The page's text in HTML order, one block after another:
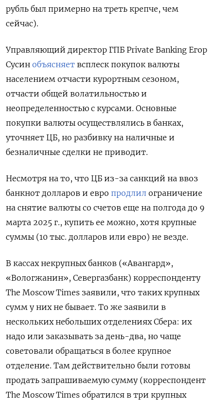
рубль был примерно на треть крепче, чем
сейчас).
Управляющий директор ГПБ Private Banking Егор
Сусин объясняет всплеск покупок валюты
населением отчасти курортным сезоном,
отчасти общей волатильностью и
неопределенностью с курсами. Основные
покупки валюты осуществлялись в банках,
уточняет ЦБ, но разбивку на наличные и
безналичные сделки не приводит.
Несмотря на то, что ЦБ из-за санкций на ввоз
банкнот долларов и евро продлил ограничение
на снятие валюты со счетов еще на полгода до 9
марта 2025 г., купить ее можно, хотя крупные
суммы (10 тыс. долларов или евро) не везде.
В кассах некрупных банков («Авангард»,
«Вологжанин», Севергазбанк) корреспонденту
The Moscow Times заявили, что таких крупных
сумм у них не бывает. То же заявили в
нескольких небольших отделениях Сбера: их
надо или заказывать за день-два, но чаще
советовали обращаться в более крупное
отделение. Там действительно были готовы
продать запрашиваемую сумму (корреспондент
The Moscow Times обратился в три крупных